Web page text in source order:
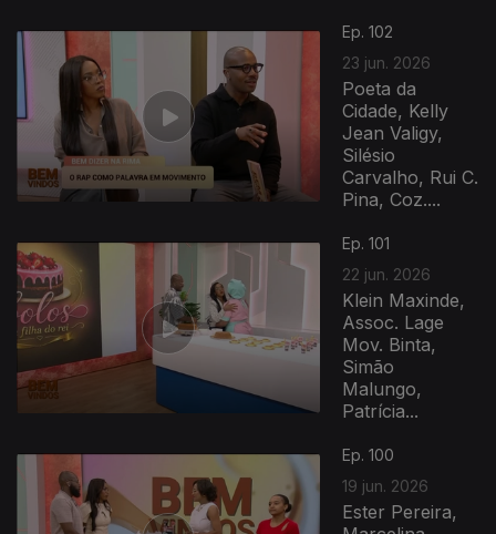
Ep. 102
23 jun. 2026
Poeta da
Cidade, Kelly
Jean Valigy,
Silésio
Carvalho, Rui C.
Pina, Coz....
Ep. 101
22 jun. 2026
Klein Maxinde,
Assoc. Lage
Mov. Binta,
Simão
Malungo,
Patrícia...
Ep. 100
19 jun. 2026
Ester Pereira,